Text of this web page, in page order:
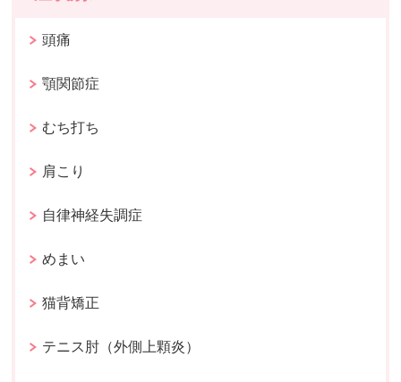
頭痛
顎関節症
むち打ち
肩こり
自律神経失調症
めまい
猫背矯正
テニス肘（外側上顆炎）